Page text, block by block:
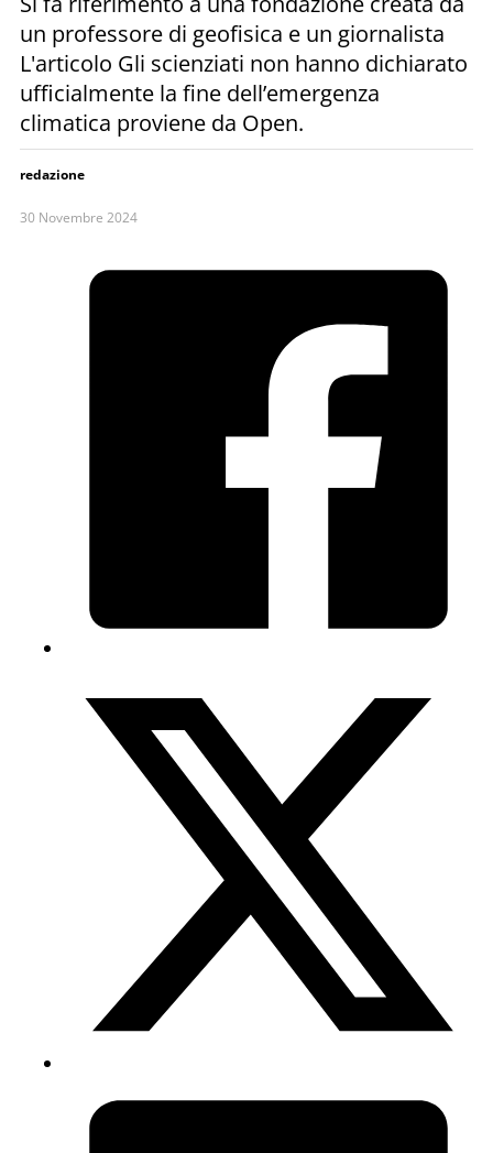
un professore di geofisica e un giornalista
L'articolo Gli scienziati non hanno dichiarato
ufficialmente la fine dell’emergenza
climatica proviene da Open.
redazione
30 Novembre 2024